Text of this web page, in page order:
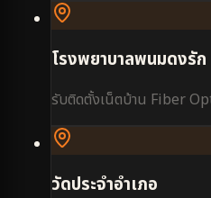
โรงพยาบาลพนมดงรัก
รับติดตั้งเน็ตบ้าน Fiber
วัดประจำอำเภอ